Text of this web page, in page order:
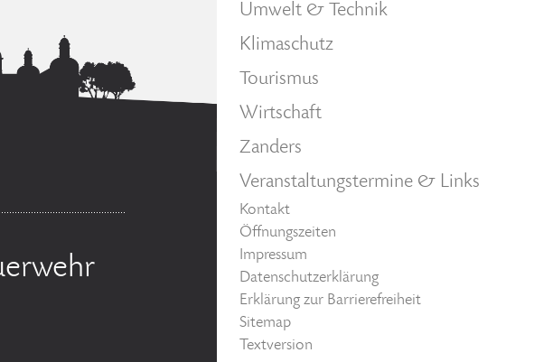
Umwelt & Technik
Klimaschutz
Tourismus
Wirtschaft
Zanders
Veranstaltungstermine & Links
Kontakt
Öffnungszeiten
Impressum
Datenschutzerklärung
Erklärung zur Barrierefreiheit
Sitemap
Textversion